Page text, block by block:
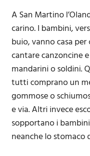
formato
monodose
e
nuova
confezione
migliorata
A San Martino
carino. I bambini,
buio, vanno casa
cantare canzoncine
mandarini o soldini.
tutti comprano un
gommose o
e via. Altri invece
sopportano i
neanche lo stomaco